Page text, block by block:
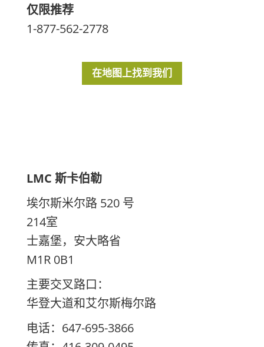
仅限推荐
1-877-562-2778
在地图上找到我们
LMC 斯卡伯勒
埃尔斯米尔路 520 号
214室
士嘉堡，安大略省
M1R 0B1
主要交叉路口：
华登大道和艾尔斯梅尔路
电话：647-695-3866